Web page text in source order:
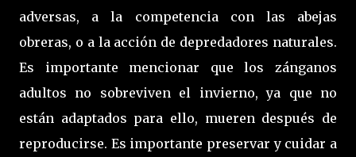
adversas, a la competencia con las abejas
obreras, o a la acción de depredadores naturales.
Es importante mencionar que los zánganos
adultos no sobreviven el invierno, ya que no
están adaptados para ello, mueren después de
reproducirse. Es importante preservar y cuidar a